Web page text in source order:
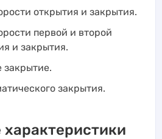
открытия и закрытия.
первой и второй
и закрытия.
закрытие.
закрытия.